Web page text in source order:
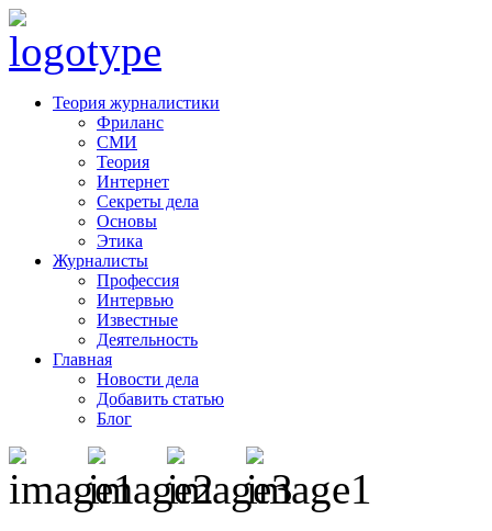
Теория журналистики
Фриланс
СМИ
Теория
Интернет
Секреты дела
Основы
Этика
Журналисты
Профессия
Интервью
Известные
Деятельность
Главная
Новости дела
Добавить статью
Блог